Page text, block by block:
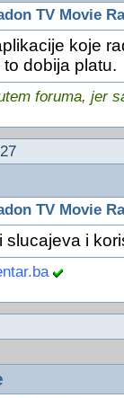
TV Movie
koje
dobija platu.
foruma, jer
TV Movie
slucajeva i